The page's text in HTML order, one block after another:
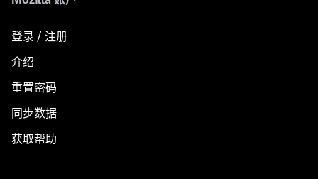
登录 / 注册
介绍
重置密码
同步数据
获取帮助